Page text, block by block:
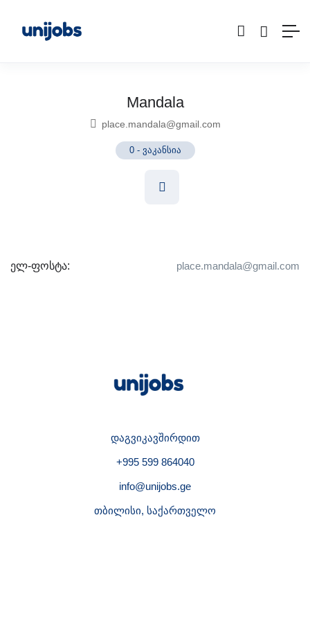
Mandala
place.mandala@gmail.com
0- ვაკანსია
ელ-ფოსტა: place.mandala@gmail.com
დაგვიკავშირდით
+995 599 864040
info@unijobs.ge
თბილისი, საქართველო